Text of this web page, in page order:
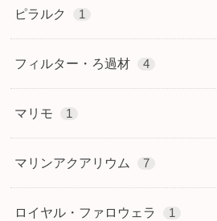
ピラルク 1
フィルター・ろ過材 4
マリモ 1
マリンアクアリウム 7
ロイヤル・ファロウェラ 1